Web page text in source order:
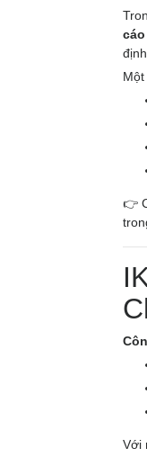
👉
Với